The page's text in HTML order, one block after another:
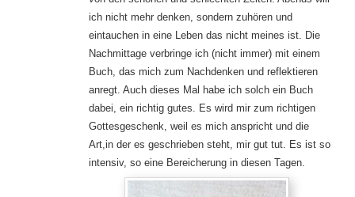
ich nicht mehr denken, sondern zuhören und
eintauchen in eine Leben das nicht meines ist. Die
Nachmittage verbringe ich (nicht immer) mit einem
Buch, das mich zum Nachdenken und reflektieren
anregt. Auch dieses Mal habe ich solch ein Buch
dabei, ein richtig gutes. Es wird mir zum richtigen
Gottesgeschenk, weil es mich anspricht und die
Art,in der es geschrieben steht, mir gut tut. Es ist so
intensiv, so eine Bereicherung in diesen Tagen.